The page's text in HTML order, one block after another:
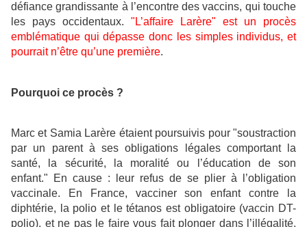
défiance grandissante à l’encontre des vaccins, qui touche
les pays occidentaux. "L’affaire Larère" est un procès
emblématique qui dépasse donc les simples individus, et
pourrait n’être qu’une première.
Pourquoi ce procès ?
Marc et Samia Larère étaient poursuivis pour "soustraction
par un parent à ses obligations légales comportant la
santé, la sécurité, la moralité ou l’éducation de son
enfant." En cause : leur refus de se plier à l’obligation
vaccinale. En France, vacciner son enfant contre la
diphtérie, la polio et le tétanos est obligatoire (vaccin DT-
polio), et ne pas le faire vous fait plonger dans l’illégalité.